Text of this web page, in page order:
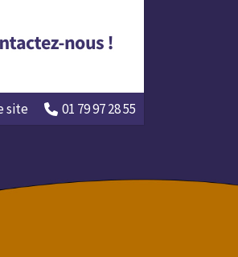
site 01 79 97 28 55